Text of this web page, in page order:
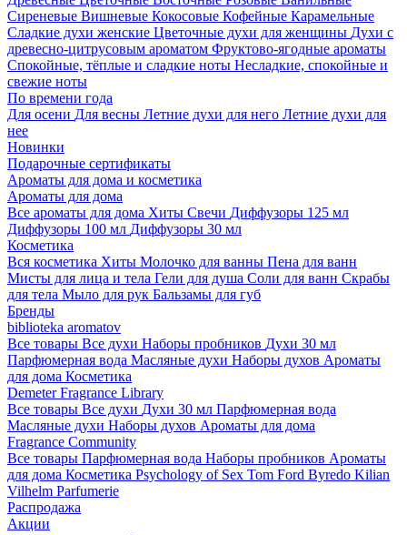
Сиреневые Вишневые Кокосовые Кофейные Карамельные
Сладкие духи женские Цветочные духи для женщины Духи с
древесно-цитрусовым ароматом Фруктово-ягодные ароматы
Спокойные, тёплые и сладкие ноты Несладкие, спокойные и
свежие ноты
По времени года
Для осени Для весны Летние духи для него Летние духи для
нее
Новинки
Подарочные сертификаты
Ароматы для дома и косметика
Ароматы для дома
Все ароматы для дома Хиты Свечи Диффузоры 125 мл
Диффузоры 100 мл Диффузоры 30 мл
Косметика
Вся косметика Хиты Молочко для ванны Пена для ванн
Мисты для лица и тела Гели для душа Соли для ванн Скрабы
для тела Мыло для рук Бальзамы для губ
Бренды
biblioteka aromatov
Все товары Все духи Наборы пробников Духи 30 мл
Парфюмерная вода Масляные духи Наборы духов Ароматы
для дома Косметика
Demeter Fragrance Library
Все товары Все духи Духи 30 мл Парфюмерная вода
Масляные духи Наборы духов Ароматы для дома
Fragrance Community
Все товары Парфюмерная вода Наборы пробников Ароматы
для дома Косметика Psychology of Sex Tom Ford Byredo Kilian
Vilhelm Parfumerie
Распродажа
Акции